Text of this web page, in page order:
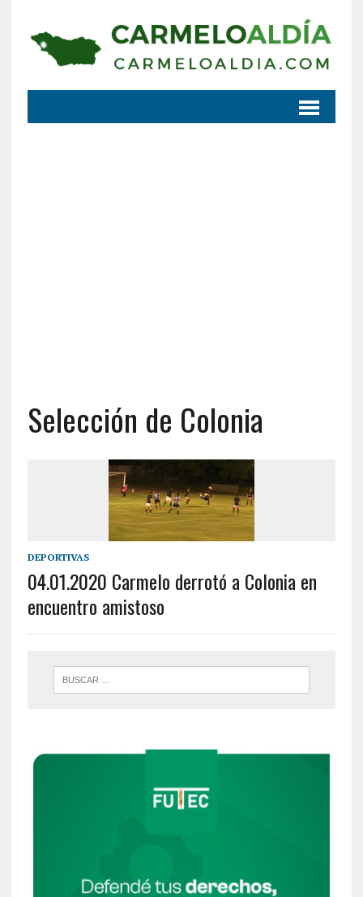
Selección de Colonia
DEPORTIVAS
04.01.2020 Carmelo derrotó a Colonia en
encuentro amistoso